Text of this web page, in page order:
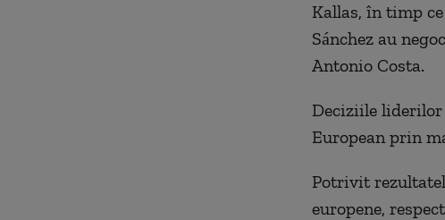
Kallas, în timp
Sánchez au
Antonio Costa.
Deciziile
European prin
Potrivit
europene,